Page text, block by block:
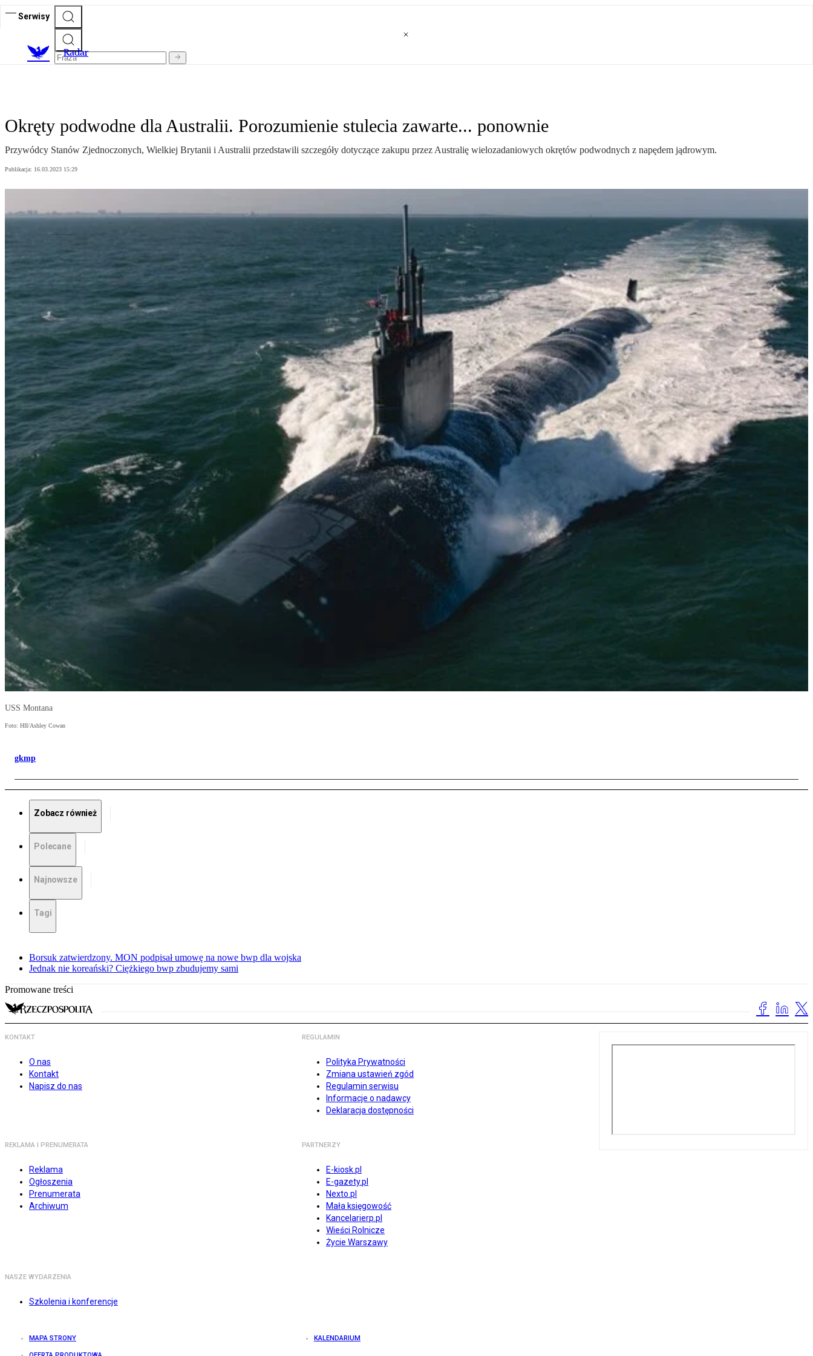
Serwisy
Radar
Okręty podwodne dla Australii. Porozumienie stulecia zawarte... ponownie
Przywódcy Stanów Zjednoczonych, Wielkiej Brytanii i Australii przedstawili szczegóły dotyczące zakupu przez Australię wielozadaniowych okrętów podwodnych z napędem jądrowym.
Publikacja: 16.03.2023 15:29
USS Montana
Foto: HII/Ashley Cowan
gkmp
Zobacz również
Polecane
Najnowsze
Tagi
Borsuk zatwierdzony. MON podpisał umowę na nowe bwp dla wojska
Jednak nie koreański? Ciężkiego bwp zbudujemy sami
Promowane treści
KONTAKT
O nas
Kontakt
Napisz do nas
REGULAMIN
Polityka Prywatności
Zmiana ustawień zgód
Regulamin serwisu
Informacje o nadawcy
Deklaracja dostępności
REKLAMA I PRENUMERATA
Reklama
Ogłoszenia
Prenumerata
Archiwum
PARTNERZY
E-kiosk.pl
E-gazety.pl
Nexto.pl
Mała księgowość
Kancelarierp.pl
Wieści Rolnicze
Życie Warszawy
NASZE WYDARZENIA
Szkolenia i konferencje
MAPA STRONY KALENDARIUM